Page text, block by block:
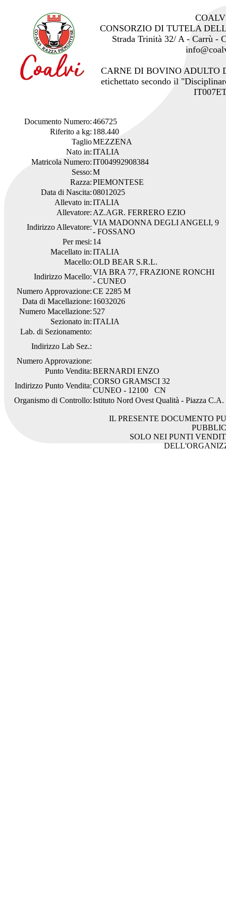
CONSORZIO DI TUTELA
Strada Trinità 32/ A - Carrù -
CARNE DI BOVINO ADULTO
etichettato secondo il
Documento Numero:466725
Riferito a kg: 188.440
TaglioMEZZENA
Nato in:ITALIA
Matricola Numero:IT004992908384
Sesso:M
Razza:PIEMONTESE
Data di Nascita:08012025
Allevato in:ITALIA
Allevatore: AZ.AGR. FERRERO EZIO
Indirizzo Allevatore:
VIA MADONNA DEGLI ANGELI, 9
- FOSSANO
Per mesi: 14
Macellato in:ITALIA
Macello:OLD BEAR S.R.L.
Indirizzo Macello:
VIA BRA 77, FRAZIONE RONCHI
- CUNEO
Numero Approvazione:CE 2285 M
Data di Macellazione: 16032026
Numero Macellazione: 527
Sezionato in:ITALIA
Lab. di Sezionamento:
Indirizzo Lab Sez.:
Numero Approvazione:
Punto Vendita:BERNARDI ENZO
Indirizzo Punto Vendita:
CORSO GRAMSCI 32
CUNEO - 12100 CN
Organismo di Controllo:Istituto Nord Ovest Qualità - Piazza
IL PRESENTE DOCUMENTO
SOLO NEI PUNTI